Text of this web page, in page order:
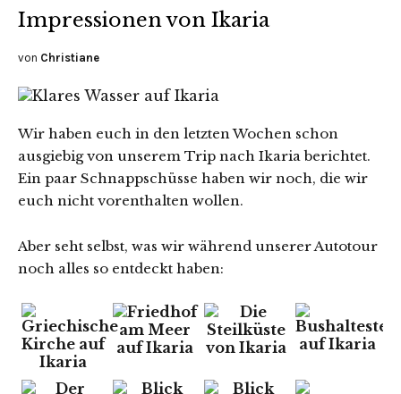
Impressionen von Ikaria
von Christiane
Wir haben euch in den letzten Wochen schon
ausgiebig von unserem Trip nach Ikaria berichtet.
Ein paar Schnappschüsse haben wir noch, die wir
euch nicht vorenthalten wollen.
Aber seht selbst, was wir während unserer Autotour
noch alles so entdeckt haben: